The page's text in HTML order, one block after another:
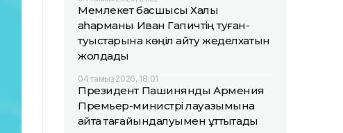
Мемлекет басшысы Халық
қаһарманы Иван Гапичтің туған-
туыстарына көңіл айту жеделхатын
жолдады
04 тамыз 2026, 18:01
Президент Пашинянды Армения
Премьер-министрі лауазымына
қайта тағайындалуымен құттықтады